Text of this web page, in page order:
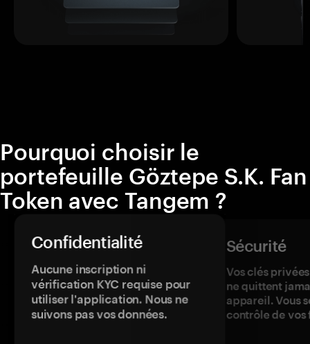
Pourquoi choisir le
portefeuille Göztepe S.K. Fan
Token avec Tangem ?
Confidentialité
Aucune inscription ni
vérification KYC requise pour
utiliser l'application. Nous ne
suivons pas vos données.
Sécurité
Vos clés
ne quittent
appareil. Vous
contrôle de vos